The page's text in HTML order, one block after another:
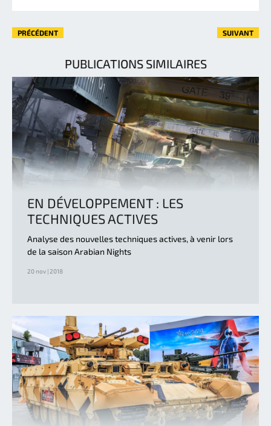
PRÉCÉDENT SUIVANT
PUBLICATIONS SIMILAIRES
EN DÉVELOPPEMENT : LES
TECHNIQUES ACTIVES
Analyse des nouvelles techniques actives, à venir lors
de la saison Arabian Nights
20 nov | 2018